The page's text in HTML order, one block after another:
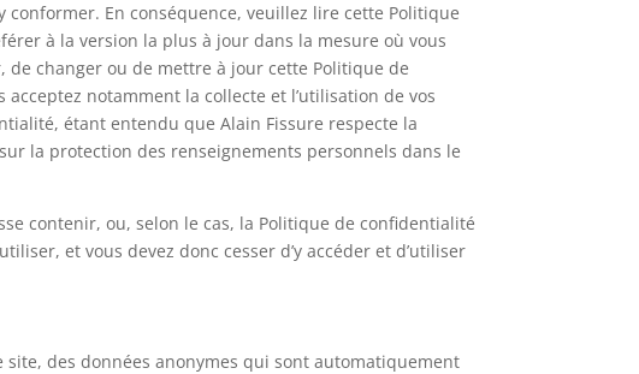
En conséquence, veuillez lire cette Politique
à la version la plus à jour dans la mesure où vous
de changer ou de mettre à jour cette Politique de
notamment la collecte et l’utilisation de vos
étant entendu que Alain Fissure respecte la
la protection des renseignements personnels dans le
contenir, ou, selon le cas, la Politique de confidentialité
et vous devez donc cesser d’y accéder et d’utiliser
des données anonymes qui sont automatiquement